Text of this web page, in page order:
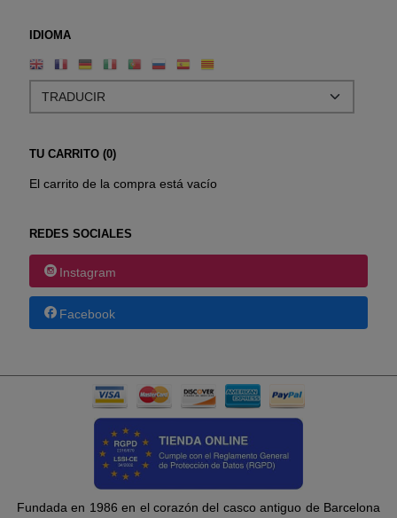
IDIOMA
TU CARRITO (0)
El carrito de la compra está vacío
REDES SOCIALES
Instagram
Facebook
Fundada en 1986 en el corazón del casco antiguo de Barcelona